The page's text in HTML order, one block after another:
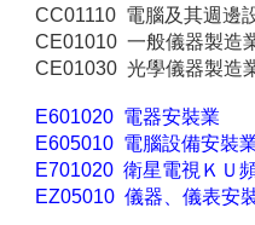
CC01110 電腦及其週邊
CE01010 一般儀器製造
CE01030 光學儀器製造
E601020 電器安裝業
E605010 電腦設備安裝
E701020 衛星電視ＫＵ
EZ05010 儀器、儀表安